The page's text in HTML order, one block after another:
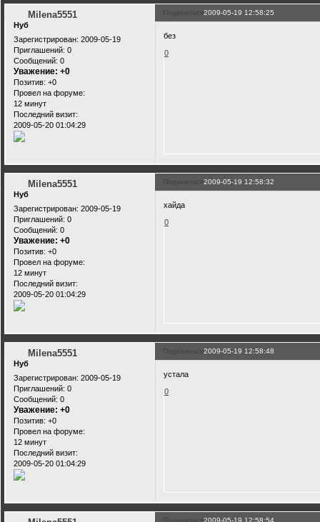
Поделиться2009-05-19 12:58:25
Milena5551
Нуб
Зарегистрирован: 2009-05-19
Приглашений: 0
Сообщений: 0
Уважение: +0
Позитив: +0
Провел на форуме:
12 минут
Последний визит:
2009-05-20 01:04:29
без
0
Поделиться2009-05-19 12:58:32
Milena5551
Нуб
Зарегистрирован: 2009-05-19
Приглашений: 0
Сообщений: 0
Уважение: +0
Позитив: +0
Провел на форуме:
12 минут
Последний визит:
2009-05-20 01:04:29
хайда
0
Поделиться2009-05-19 12:58:48
Milena5551
Нуб
Зарегистрирован: 2009-05-19
Приглашений: 0
Сообщений: 0
Уважение: +0
Позитив: +0
Провел на форуме:
12 минут
Последний визит:
2009-05-20 01:04:29
устала
0
Поделиться2009-05-19 12:58:54